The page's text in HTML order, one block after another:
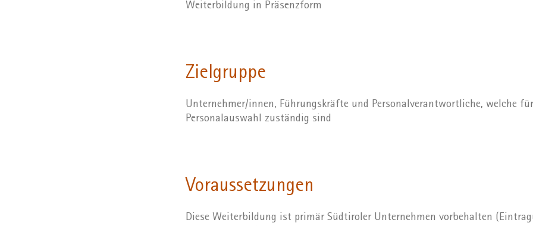
Weiterbildung in Präsenzform
Zielgruppe
Unternehmer/innen, Führungskräfte und Personalverantwortliche, welche
Personalauswahl zuständig sind
Voraussetzungen
Diese Weiterbildung ist primär Südtiroler Unternehmen vorbehalten